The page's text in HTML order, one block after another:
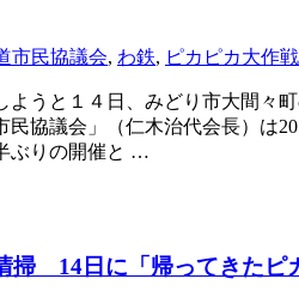
市民協議会, わ鉄, ピカピカ大作
ようと１４日、みどり市大間
協議会」（仁木治代会長）は
ぶりの開催と …
掃 14日に「帰ってきたピ